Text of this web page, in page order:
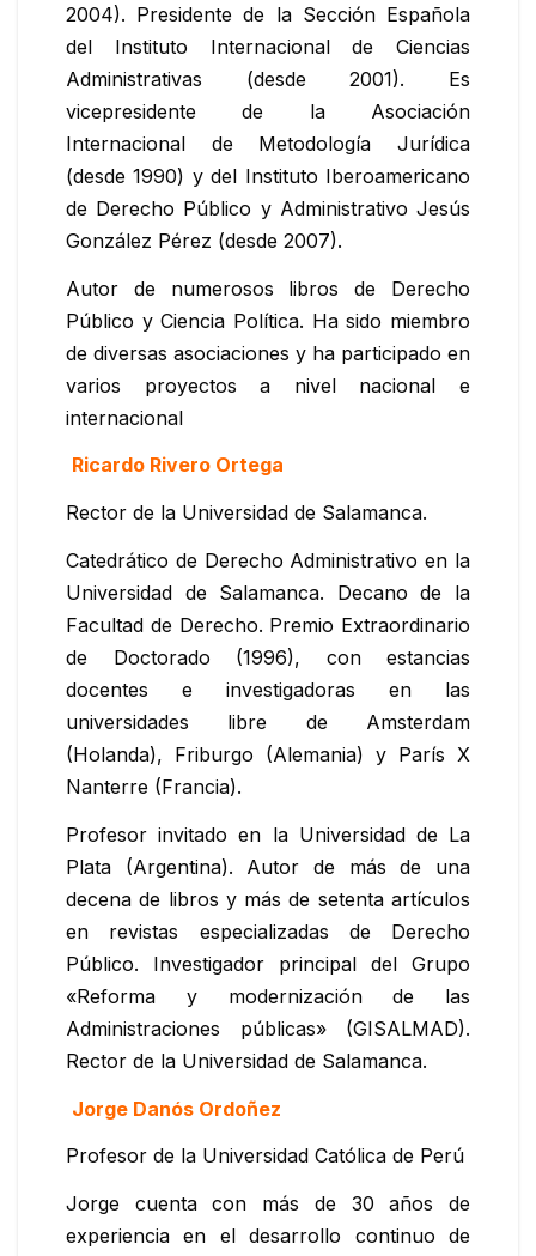
2004). Presidente de la Sección Española
del Instituto Internacional de Ciencias
Administrativas (desde 2001). Es
vicepresidente de la Asociación
Internacional de Metodología Jurídica
(desde 1990) y del Instituto Iberoamericano
de Derecho Público y Administrativo Jesús
González Pérez (desde 2007).
Autor de numerosos libros de Derecho
Público y Ciencia Política. Ha sido miembro
de diversas asociaciones y ha participado en
varios proyectos a nivel nacional e
internacional
Ricardo Rivero Ortega
Rector de la Universidad de Salamanca.
Catedrático de Derecho Administrativo en la
Universidad de Salamanca. Decano de la
Facultad de Derecho. Premio Extraordinario
de Doctorado (1996), con estancias
docentes e investigadoras en las
universidades libre de Amsterdam
(Holanda), Friburgo (Alemania) y París X
Nanterre (Francia).
Profesor invitado en la Universidad de La
Plata (Argentina). Autor de más de una
decena de libros y más de setenta artículos
en revistas especializadas de Derecho
Público. Investigador principal del Grupo
«Reforma y modernización de las
Administraciones públicas» (GISALMAD).
Rector de la Universidad de Salamanca.
Jorge Danós Ordoñez
Profesor de la Universidad Católica de Perú
Jorge cuenta con más de 30 años de
experiencia en el desarrollo continuo de